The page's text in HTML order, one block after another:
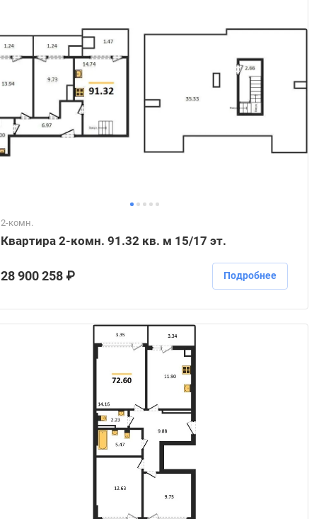
2-комн.
Квартира 2-комн. 91.32 кв. м 15/17 эт.
28 900 258 ₽ Подробнее